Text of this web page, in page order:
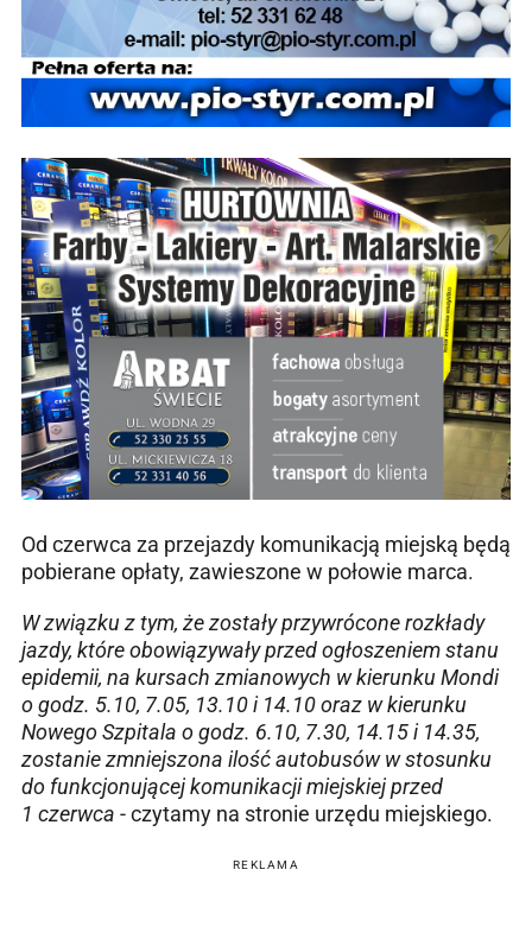
Od czerwca za przejazdy komunikacją miejską będą
pobierane opłaty, zawieszone w połowie marca.
W związku z tym, że zostały przywrócone rozkłady
jazdy, które obowiązywały przed ogłoszeniem stanu
epidemii, na kursach zmianowych w kierunku Mondi
o godz. 5.10, 7.05, 13.10 i 14.10 oraz w kierunku
Nowego Szpitala o godz. 6.10, 7.30, 14.15 i 14.35,
zostanie zmniejszona ilość autobusów w stosunku
do funkcjonującej komunikacji miejskiej przed
1 czerwca - czytamy na stronie urzędu miejskiego.
REKLAMA